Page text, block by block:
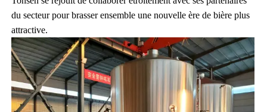
du secteur pour brasser ensemble une nouvelle ère de bière plus
attractive.